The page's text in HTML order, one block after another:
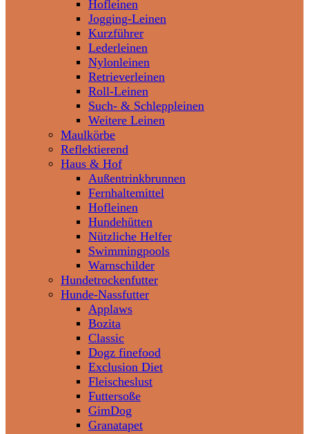
Hofleinen
Jogging-Leinen
Kurzführer
Lederleinen
Nylonleinen
Retrieverleinen
Roll-Leinen
Such- & Schleppleinen
Weitere Leinen
Maulkörbe
Reflektierend
Haus & Hof
Außentrinkbrunnen
Fernhaltemittel
Hofleinen
Hundehütten
Nützliche Helfer
Swimmingpools
Warnschilder
Hundetrockenfutter
Hunde-Nassfutter
Applaws
Bozita
Classic
Dogz finefood
Exclusion Diet
Fleischeslust
Futtersoße
GimDog
Granatapet